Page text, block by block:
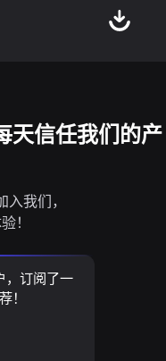
天信任我们的产
我们，
！
，订阅了一
！